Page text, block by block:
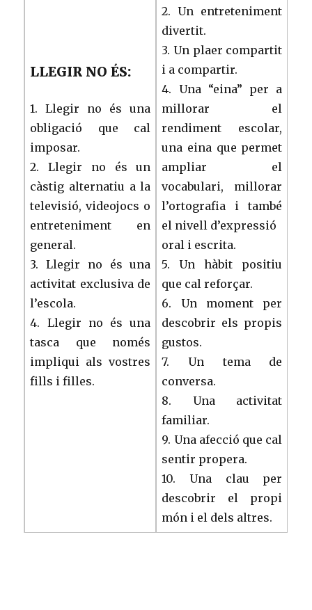
LLEGIR NO ÉS:
1. Llegir no és una
obligació que cal
imposar.
2. Llegir no és un
càstig alternatiu a la
televisió, videojocs o
entreteniment en
general.
3. Llegir no és una
activitat exclusiva de
l’escola.
4. Llegir no és una
tasca que només
impliqui als vostres
fills i filles.
2. Un entreteniment
divertit.
3. Un plaer compartit
i a compartir.
4. Una “eina” per a
millorar el
rendiment escolar,
una eina que permet
ampliar el
vocabulari, millorar
l’ortografia i també
el nivell d’expressió
oral i escrita.
5. Un hàbit positiu
que cal reforçar.
6. Un moment per
descobrir els propis
gustos.
7. Un tema de
conversa.
8. Una activitat
familiar.
9. Una afecció que cal
sentir propera.
10. Una clau per
descobrir el propi
món i el dels altres.